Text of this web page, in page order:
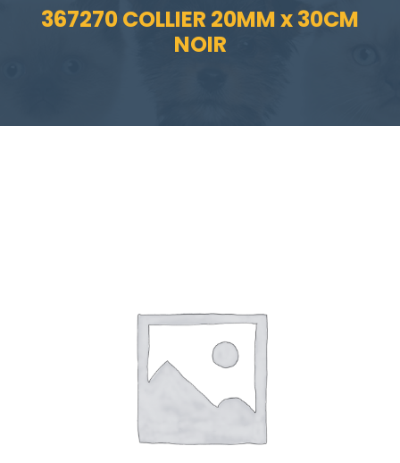
367270 COLLIER 20MM x 30CM
NOIR